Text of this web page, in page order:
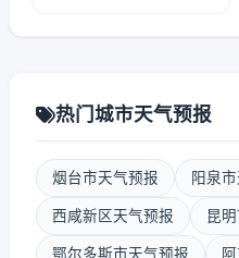
热门城市天气预报
烟台市天气预报 阳泉
西咸新区天气预报 昆
鄂尔多斯市天气预报